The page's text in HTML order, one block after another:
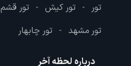
تور - تور کیش - تور قشم
تور مشهد - تور چابهار
درباره لحظه آخر